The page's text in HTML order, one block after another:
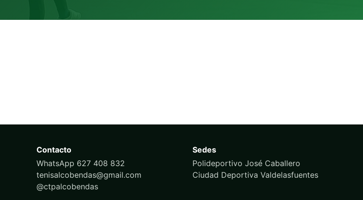
Contacto
WhatsApp 627 408 832
tenisalcobendas@gmail.com
@ctpalcobendas
Sedes
Polideportivo José Caballero
Ciudad Deportiva Valdelasfuentes